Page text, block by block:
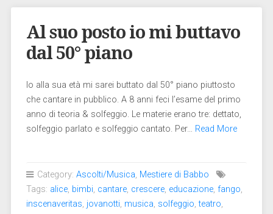
Al suo posto io mi buttavo
dal 50° piano
Io alla sua età mi sarei buttato dal 50° piano piuttosto
che cantare in pubblico. A 8 anni feci l’esame del primo
anno di teoria & solfeggio. Le materie erano tre: dettato,
solfeggio parlato e solfeggio cantato. Per… Read More
Category: Ascolti/Musica, Mestiere di Babbo
Tags: alice, bimbi, cantare, crescere, educazione, fango,
inscenaveritas, jovanotti, musica, solfeggio,teatro,